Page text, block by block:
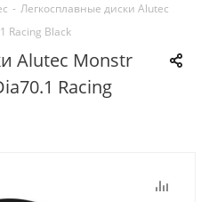
- Легкосплавные диски Alutec
Racing Black
Alutec Monstr
Racing